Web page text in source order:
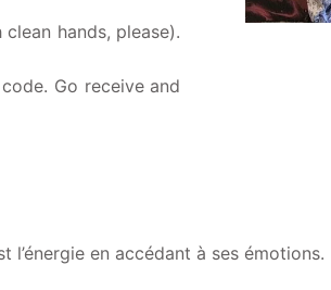
hands, please).
Go receive and
l’énergie en accédant à ses émotions.